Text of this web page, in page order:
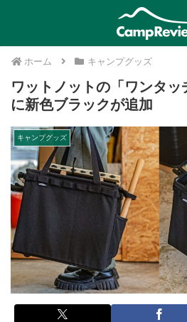
ホーム キャンプグッズ
ワットノットの「ワンタッ
に新色ブラックが追加
キャンプグッズ